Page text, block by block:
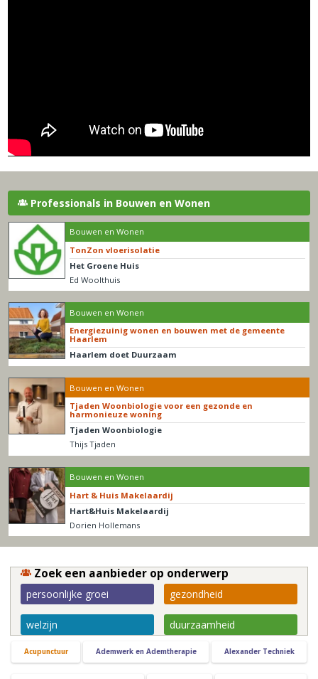
Professionals in Bouwen en Wonen
Bouwen en Wonen
TonZon vloerisolatie
Het Groene Huis
Ed Woolthuis
Bouwen en Wonen
Energiezuinig wonen en bouwen met de gemeente
Haarlem
Haarlem doet Duurzaam
Bouwen en Wonen
Tjaden Woonbiologie voor een gezonde en
harmonieuze woning
Tjaden Woonbiologie
Thijs Tjaden
Bouwen en Wonen
Hart & Huis Makelaardij
Hart&Huis Makelaardij
Dorien Hollemans
Zoek een aanbieder op onderwerp
persoonlijke groei gezondheid
welzijn duurzaamheid
Acupunctuur Ademwerk en Ademtherapie Alexander Techniek